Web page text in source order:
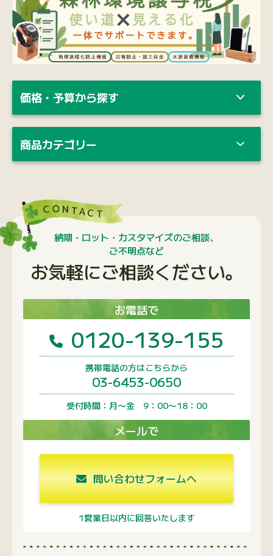
価格・予算から探す
商品カテゴリー
納期・ロット・カスタマイズのご相談、
ご不明点など
お気軽にご相談ください。
お電話で
0120-139-155
携帯電話の方はこちらから
03-6453-0650
受付時間：月〜金 9：00〜18：00
メールで
問い合わせフォームへ
1営業日以内に回答いたします